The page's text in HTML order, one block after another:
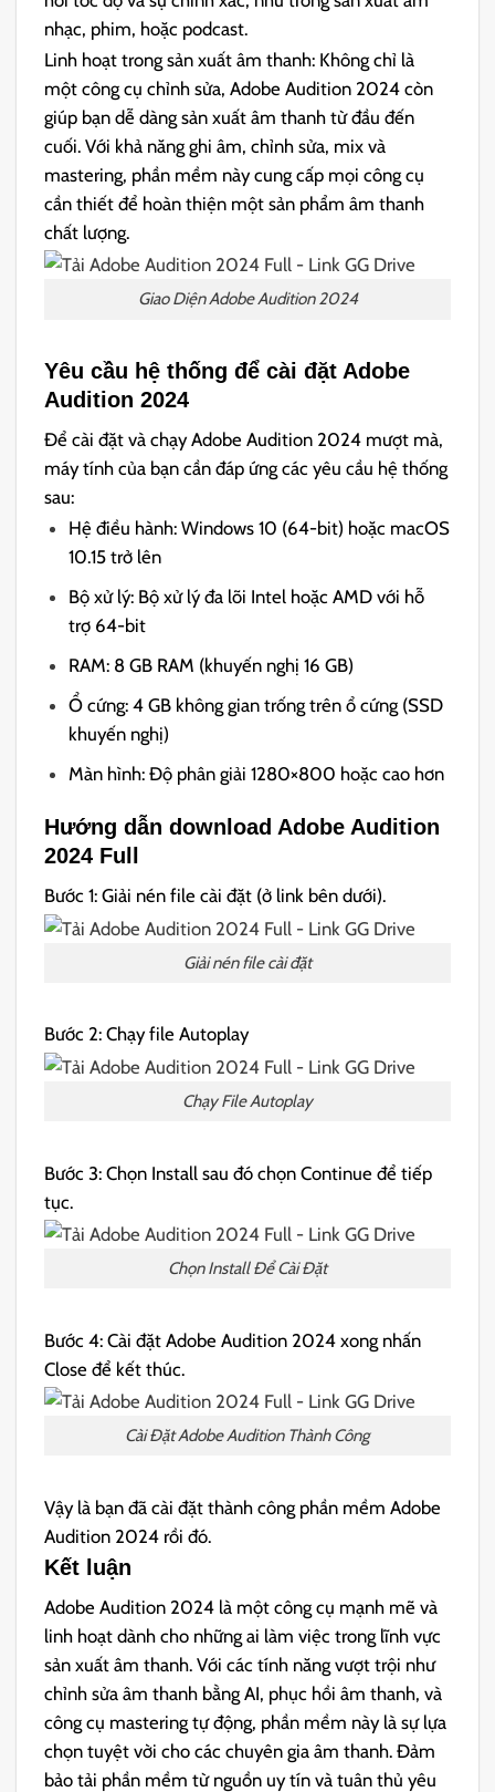
nhạc, phim, hoặc podcast.
Linh hoạt trong sản xuất âm thanh: Không chỉ là
một công cụ chỉnh sửa, Adobe Audition 2024 còn
giúp bạn dễ dàng sản xuất âm thanh từ đầu đến
cuối. Với khả năng ghi âm, chỉnh sửa, mix và
mastering, phần mềm này cung cấp mọi công cụ
cần thiết để hoàn thiện một sản phẩm âm thanh
chất lượng.
Giao Diện Adobe Audition 2024
Yêu cầu hệ thống để cài đặt Adobe
Audition 2024
Để cài đặt và chạy Adobe Audition 2024 mượt mà,
máy tính của bạn cần đáp ứng các yêu cầu hệ thống
sau:
Hệ điều hành: Windows 10 (64-bit) hoặc macOS
10.15 trở lên
Bộ xử lý: Bộ xử lý đa lõi Intel hoặc AMD với hỗ
trợ 64-bit
RAM: 8 GB RAM (khuyến nghị 16 GB)
Ổ cứng: 4 GB không gian trống trên ổ cứng (SSD
khuyến nghị)
Màn hình: Độ phân giải 1280×800 hoặc cao hơn
Hướng dẫn download Adobe Audition
2024 Full
Bước 1: Giải nén file cài đặt (ở link bên dưới).
Giải nén file cài đặt
Bước 2: Chạy file Autoplay
Chạy File Autoplay
Bước 3: Chọn Install sau đó chọn Continue để tiếp
tục.
Chọn Install Để Cài Đặt
Bước 4: Cài đặt Adobe Audition 2024 xong nhấn
Close để kết thúc.
Cài Đặt Adobe Audition Thành Công
Vậy là bạn đã cài đặt thành công phần mềm Adobe
Audition 2024 rồi đó.
Kết luận
Adobe Audition 2024 là một công cụ mạnh mẽ và
linh hoạt dành cho những ai làm việc trong lĩnh vực
sản xuất âm thanh. Với các tính năng vượt trội như
chỉnh sửa âm thanh bằng AI, phục hồi âm thanh, và
công cụ mastering tự động, phần mềm này là sự lựa
chọn tuyệt vời cho các chuyên gia âm thanh. Đảm
bảo tải phần mềm từ nguồn uy tín và tuân thủ yêu